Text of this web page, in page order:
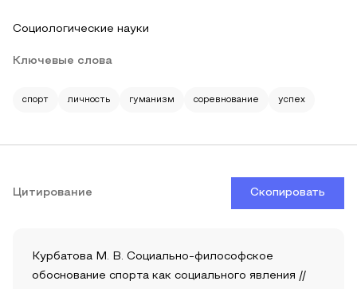
Социологические науки
Ключевые слова
спорт личность гуманизм соревнование успех
Цитирование Скопировать
Курбатова М. В. Социально-философское
обоснование спорта как социального явления //